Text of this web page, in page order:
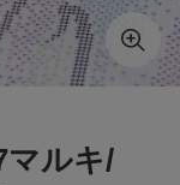
マルキ/